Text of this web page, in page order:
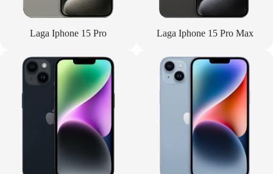
Laga Iphone 15 Pro Laga Iphone 15 Pro Max